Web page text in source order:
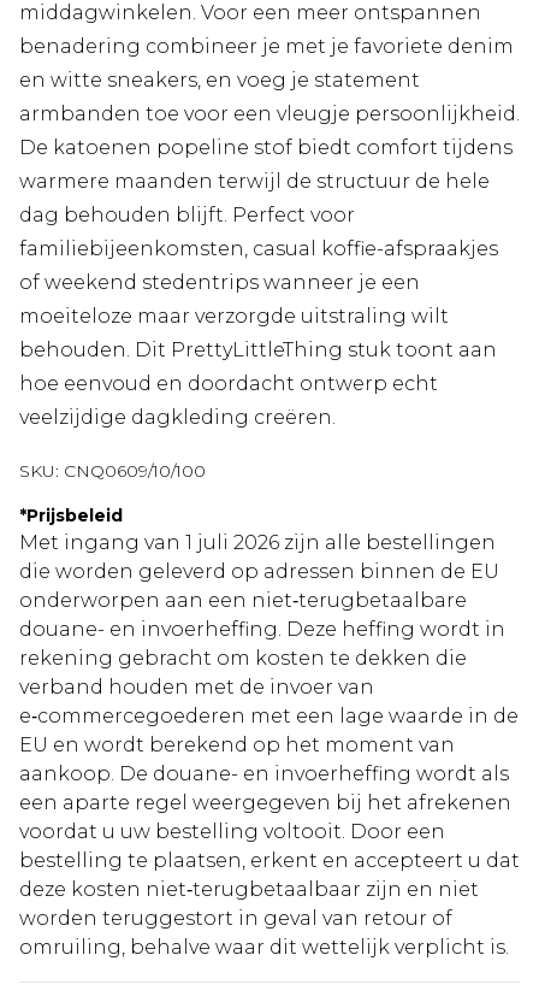
middagwinkelen. Voor een meer ontspannen
benadering combineer je met je favoriete denim
en witte sneakers, en voeg je statement
armbanden toe voor een vleugje persoonlijkheid.
De katoenen popeline stof biedt comfort tijdens
warmere maanden terwijl de structuur de hele
dag behouden blijft. Perfect voor
familiebijeenkomsten, casual koffie-afspraakjes
of weekend stedentrips wanneer je een
moeiteloze maar verzorgde uitstraling wilt
behouden. Dit PrettyLittleThing stuk toont aan
hoe eenvoud en doordacht ontwerp echt
veelzijdige dagkleding creëren.
SKU: CNQ0609/10/100
*Prijsbeleid
Met ingang van 1 juli 2026 zijn alle bestellingen
die worden geleverd op adressen binnen de EU
onderworpen aan een niet‑terugbetaalbare
douane- en invoerheffing. Deze heffing wordt in
rekening gebracht om kosten te dekken die
verband houden met de invoer van
e‑commercegoederen met een lage waarde in de
EU en wordt berekend op het moment van
aankoop. De douane- en invoerheffing wordt als
een aparte regel weergegeven bij het afrekenen
voordat u uw bestelling voltooit. Door een
bestelling te plaatsen, erkent en accepteert u dat
deze kosten niet‑terugbetaalbaar zijn en niet
worden teruggestort in geval van retour of
omruiling, behalve waar dit wettelijk verplicht is.